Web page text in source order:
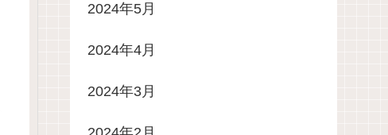
2024年5月
2024年4月
2024年3月